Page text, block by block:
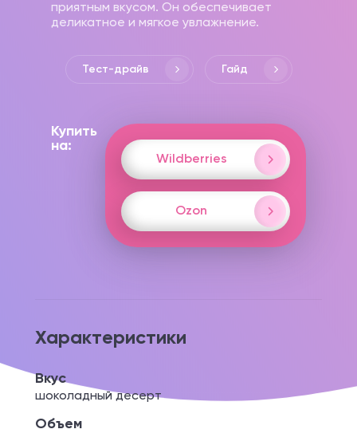
приятным вкусом. Он обеспечивает
деликатное и мягкое увлажнение.
Тест-драйв Гайд
Купить
на:
Wildberries
Ozon
Характеристики
Вкус
шоколадный десерт
Объем